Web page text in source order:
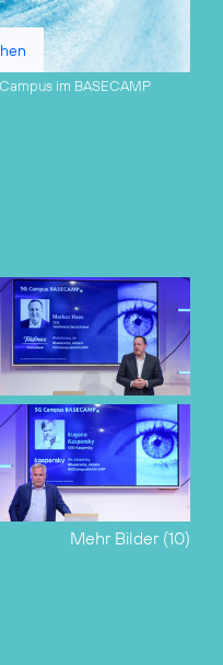
im BASECAMP
Mehr Bilder (10)